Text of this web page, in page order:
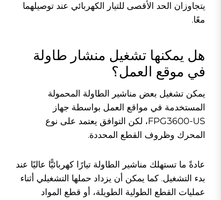
يتجاوزان الحد الأقصى للتيار الكهربائي عند توصيلهما
معًا.
هل يمكنها تشغيل منشار طاولة
في موقع العمل؟
يمكن تشغيل بعض مناشير الطاولة المحمولة
المستخدمة في مواقع العمل بواسطة جهاز
FPG3600-US، لكن التوافق يعتمد على نوع
المحرك وظروف القطع المحددة.
عادةً ما تستهلك مناشير الطاولة تيارًا كهربائيًّا عاليًا عند
بدء التشغيل. كما يمكن أن يزداد حملها التشغيلي أثناء
عمليات القطع الطولية الطويلة، أو قطع المواد